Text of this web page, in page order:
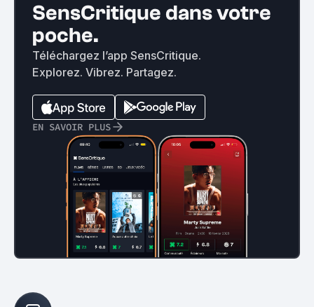
SensCritique dans votre
poche.
Téléchargez l’app SensCritique.
Explorez. Vibrez. Partagez.
EN SAVOIR PLUS